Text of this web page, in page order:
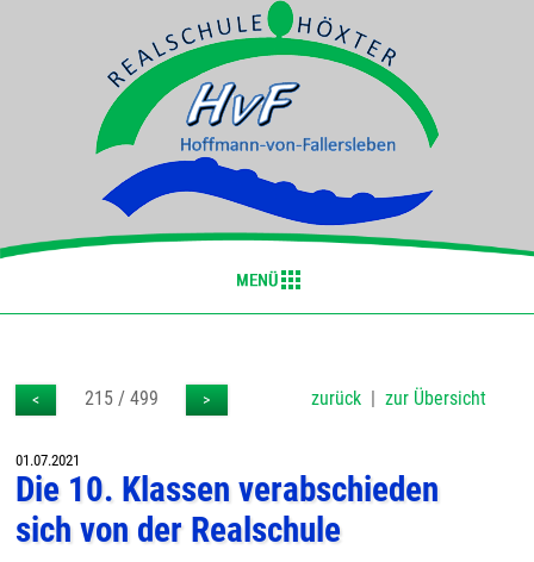
< 215 / 499 > zurück |zur Übersicht
01.07.2021
Die 10. Klassen verabschieden
sich von der Realschule